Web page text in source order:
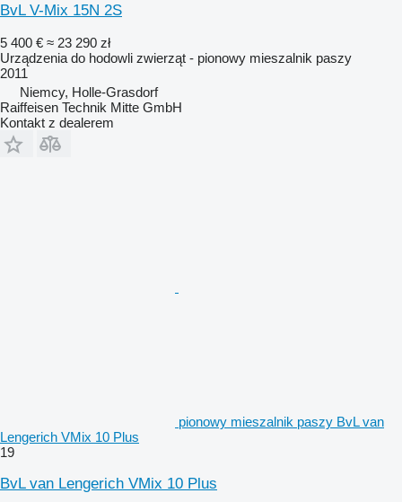
BvL V-Mix 15N 2S
5 400 € ≈ 23 290 zł
Urządzenia do hodowli zwierząt - pionowy mieszalnik paszy
2011
Niemcy, Holle-Grasdorf
Raiffeisen Technik Mitte GmbH
Kontakt z dealerem
pionowy mieszalnik paszy BvL van
Lengerich VMix 10 Plus
19
BvL van Lengerich VMix 10 Plus